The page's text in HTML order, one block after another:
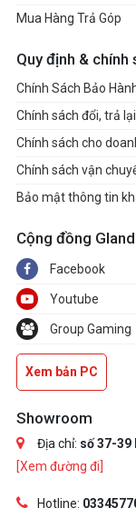
Mua Hàng Trả Góp
Quy định & chính
Chính Sách Bảo
Chính sách đổi, trả
Chính sách cho
Chính sách vận
Bảo mật thông tin
Cộng đồng
Facebook
Youtube
Group Gaming
Xem bản PC
Showroom
Địa chỉ: số 37-39
[Xem đường đi]
Hotline: